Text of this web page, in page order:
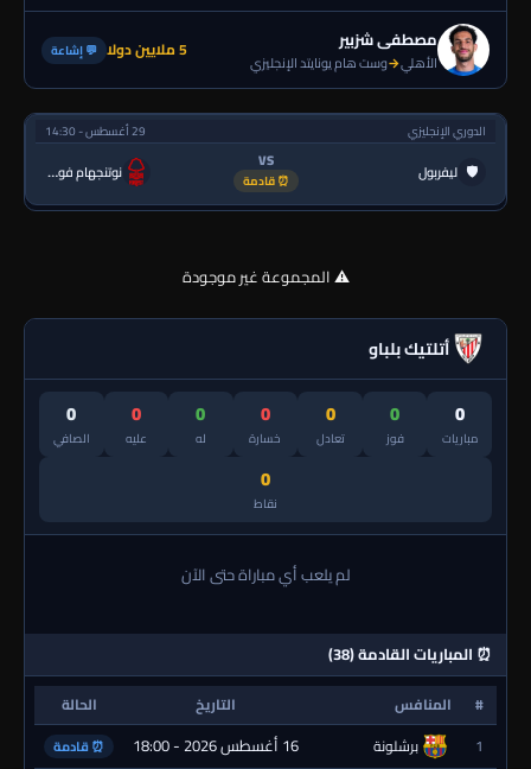
مصطفى شزبير
الأهلي→وست هام يونايتد الإنجليزي 5 ملايين دولا 💬 إشاعة
الدوري الإنجليزي 29 أغسطس - 14:30
🛡 ليفربول VS
⏰ قادمة نوتنجهام فورست
⚠️ المجموعة غير موجودة
أتلتيك بلباو
0
مباريات
0
فوز
0
تعادل
0
خسارة
0
له
0
عليه
0
الصافي
0
نقاط
لم يلعب أي مباراة حتى الآن
⏰ المباريات القادمة (38)
# المنافس التاريخ
الحالة
1
برشلونة 16 أغسطس 2026 - 18:00 ⏰ قادمة